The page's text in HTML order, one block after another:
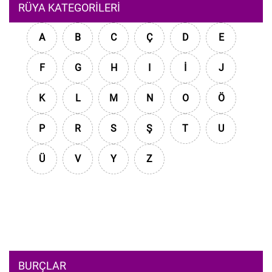
RÜYA KATEGORILERI
A B C Ç D E
F G H I İ J
K L M N O Ö
P R S Ş T U
Ü V Y Z
BURÇLAR